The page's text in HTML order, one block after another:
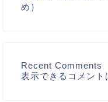
め）
Recent Comments
表示できるコメント